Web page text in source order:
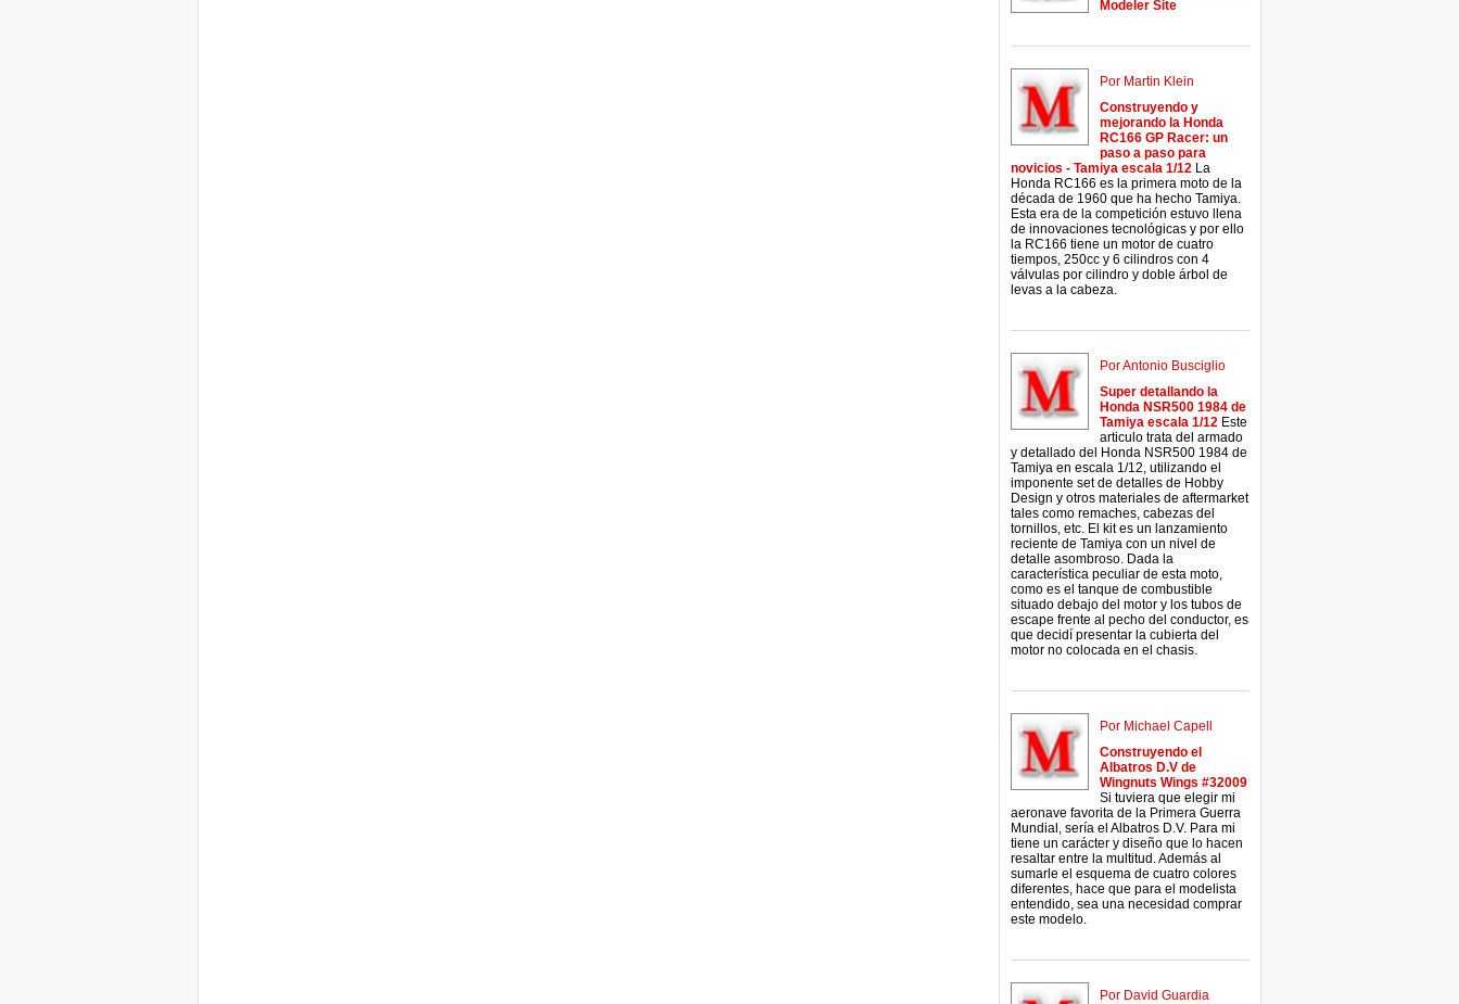
Modeler Site
Por Martin Klein
Construyendo y
mejorando la Honda
RC166 GP Racer: un
paso a paso para
novicios - Tamiya escala 1/12 La
Honda RC166 es la primera moto de la
década de 1960 que ha hecho Tamiya.
Esta era de la competición estuvo llena
de innovaciones tecnológicas y por ello
la RC166 tiene un motor de cuatro
tiempos, 250cc y 6 cilindros con 4
válvulas por cilindro y doble árbol de
levas a la cabeza.
Por Antonio Busciglio
Super detallando la
Honda NSR500 1984 de
Tamiya escala 1/12 Este
articulo trata del armado
y detallado del Honda NSR500 1984 de
Tamiya en escala 1/12, utilizando el
imponente set de detalles de Hobby
Design y otros materiales de aftermarket
tales como remaches, cabezas del
tornillos, etc. El kit es un lanzamiento
reciente de Tamiya con un nivel de
detalle asombroso. Dada la
característica peculiar de esta moto,
como es el tanque de combustible
situado debajo del motor y los tubos de
escape frente al pecho del conductor, es
que decidí presentar la cubierta del
motor no colocada en el chasis.
Por Michael Capell
Construyendo el
Albatros D.V de
Wingnuts Wings #32009
Si tuviera que elegir mi
aeronave favorita de la Primera Guerra
Mundial, sería el Albatros D.V. Para mi
tiene un carácter y diseño que lo hacen
resaltar entre la multitud. Además al
sumarle el esquema de cuatro colores
diferentes, hace que para el modelista
entendido, sea una necesidad comprar
este modelo.
Por David Guardia